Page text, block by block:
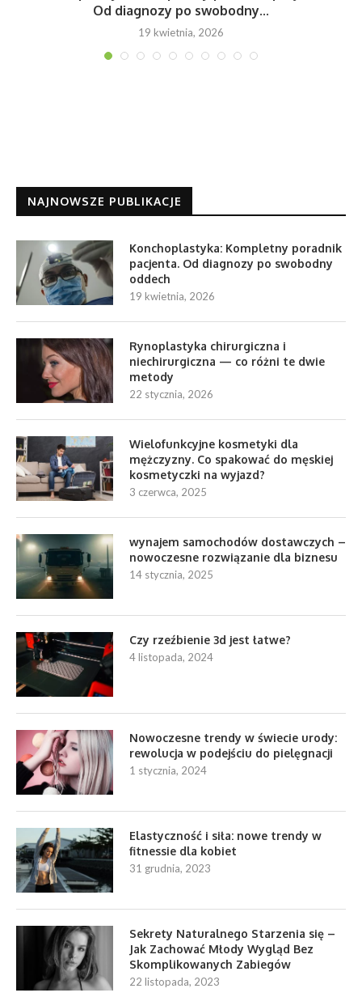
Od diagnozy po swobodny...
19 kwietnia, 2026
NAJNOWSZE PUBLIKACJE
Konchoplastyka: Kompletny poradnik
pacjenta. Od diagnozy po swobodny
oddech
19 kwietnia, 2026
Rynoplastyka chirurgiczna i
niechirurgiczna — co różni te dwie
metody
22 stycznia, 2026
Wielofunkcyjne kosmetyki dla
mężczyzny. Co spakować do męskiej
kosmetyczki na wyjazd?
3 czerwca, 2025
wynajem samochodów dostawczych –
nowoczesne rozwiązanie dla biznesu
14 stycznia, 2025
Czy rzeźbienie 3d jest łatwe?
4 listopada, 2024
Nowoczesne trendy w świecie urody:
rewolucja w podejściu do pielęgnacji
1 stycznia, 2024
Elastyczność i siła: nowe trendy w
fitnessie dla kobiet
31 grudnia, 2023
Sekrety Naturalnego Starzenia się –
Jak Zachować Młody Wygląd Bez
Skomplikowanych Zabiegów
22 listopada, 2023